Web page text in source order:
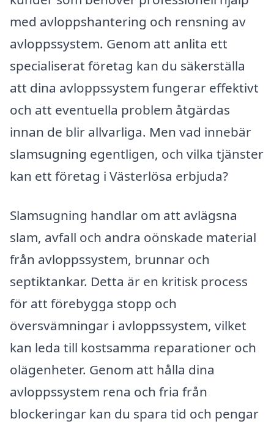
med avloppshantering och rensning av
avloppssystem. Genom att anlita ett
specialiserat företag kan du säkerställa
att dina avloppssystem fungerar effektivt
och att eventuella problem åtgärdas
innan de blir allvarliga. Men vad innebär
slamsugning egentligen, och vilka tjänster
kan ett företag i Västerlösa erbjuda?
Slamsugning handlar om att avlägsna
slam, avfall och andra oönskade material
från avloppssystem, brunnar och
septiktankar. Detta är en kritisk process
för att förebygga stopp och
översvämningar i avloppssystem, vilket
kan leda till kostsamma reparationer och
olägenheter. Genom att hålla dina
avloppssystem rena och fria från
blockeringar kan du spara tid och pengar